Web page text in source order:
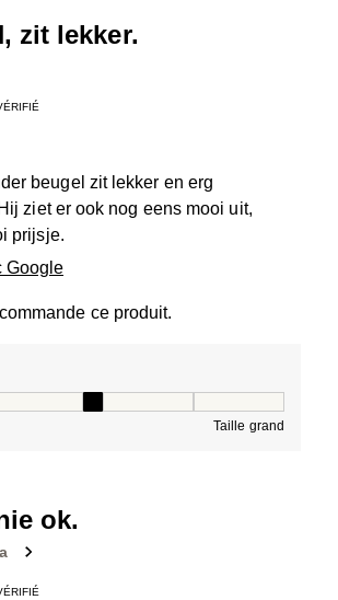
zit lekker.
beugel zit lekker en erg
ziet er ook nog eens mooi uit,
prijsje.
Google
ce produit.
Taille grand
ok.